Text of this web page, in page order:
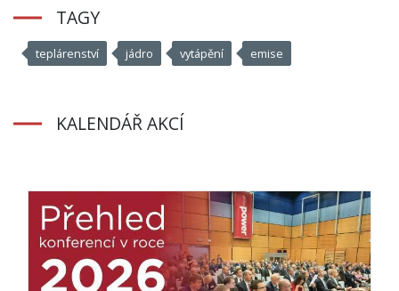
TAGY
teplárenství jádro vytápění emise
KALENDÁŘ AKCÍ